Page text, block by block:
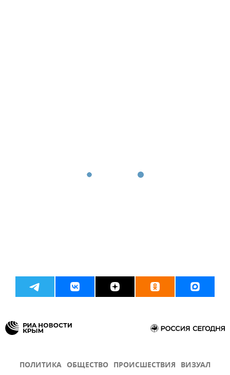
ПОЛИТИКА ОБЩЕСТВО ПРОИСШЕСТВИЯ ВИЗУАЛ